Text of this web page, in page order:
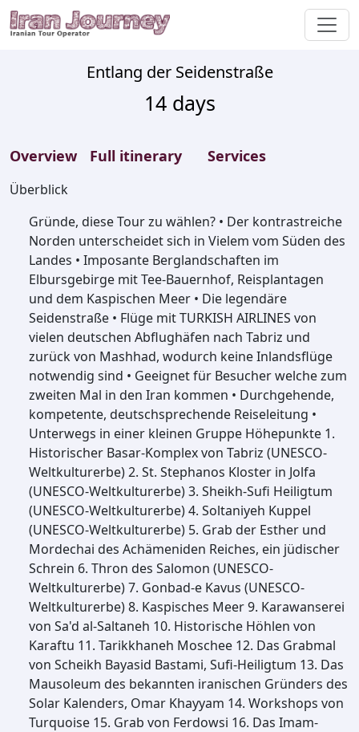
Entlang der Seidenstraße
14days
Overview Full itinerary Services
Überblick
Gründe, diese Tour zu wählen? • Der kontrastreiche
Norden unterscheidet sich in Vielem vom Süden des
Landes • Imposante Berglandschaften im
Elbursgebirge mit Tee-Bauernhof, Reisplantagen
und dem Kaspischen Meer • Die legendäre
Seidenstraße • Flüge mit TURKISH AIRLINES von
vielen deutschen Abflughäfen nach Tabriz und
zurück von Mashhad, wodurch keine Inlandsflüge
notwendig sind • Geeignet für Besucher welche zum
zweiten Mal in den Iran kommen • Durchgehende,
kompetente, deutschsprechende Reiseleitung •
Unterwegs in einer kleinen Gruppe Höhepunkte 1.
Historischer Basar-Komplex von Tabriz (UNESCO-
Weltkulturerbe) 2. St. Stephanos Kloster in Jolfa
(UNESCO-Weltkulturerbe) 3. Sheikh-Sufi Heiligtum
(UNESCO-Weltkulturerbe) 4. Soltaniyeh Kuppel
(UNESCO-Weltkulturerbe) 5. Grab der Esther und
Mordechai des Achämeniden Reiches, ein jüdischer
Schrein 6. Thron des Salomon (UNESCO-
Weltkulturerbe) 7. Gonbad-e Kavus (UNESCO-
Weltkulturerbe) 8. Kaspisches Meer 9. Karawanserei
von Sa'd al-Saltaneh 10. Historische Höhlen von
Karaftu 11. Tarikkhaneh Moschee 12. Das Grabmal
von Scheikh Bayasid Bastami, Sufi-Heiligtum 13. Das
Mausoleum des bekannten iranischen Gründers des
Solar Kalenders, Omar Khayyam 14. Workshops von
Turquoise 15. Grab von Ferdowsi 16. Das Imam-